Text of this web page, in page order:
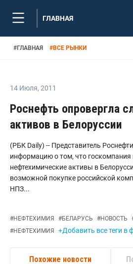
ГЛАВНАЯ
#ГЛАВНАЯ #ВСЕ РЫНКИ
14 Июля, 2011
Роснефть опровергла
активов в Белоруссии
(РБК Daily) -- Представитель
информацию о том, что госкомпания
нефтехимические активы в
возможной покупке российской
НПЗ...
#НЕФТЕХИМИЯ #БЕЛАРУСЬ #НОВОСТЬ
#НЕФТЕХИМИЯ +Добавить все теги в
Похожие новости